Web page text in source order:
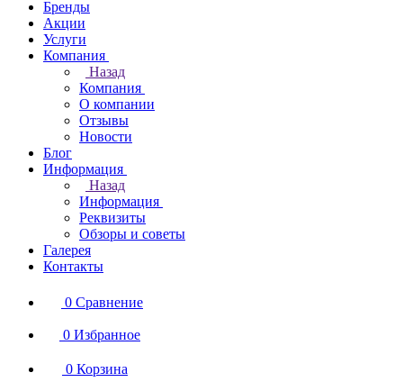
Бренды
Акции
Услуги
Компания
Назад
Компания
О компании
Отзывы
Новости
Блог
Информация
Назад
Информация
Реквизиты
Обзоры и советы
Галерея
Контакты
0 Сравнение
0 Избранное
0 Корзина